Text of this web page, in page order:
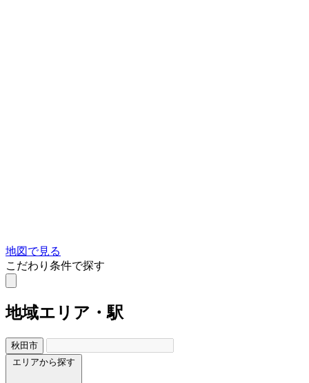
地図で見る
こだわり条件で探す
地域エリア・駅
秋田市
エリアから探す